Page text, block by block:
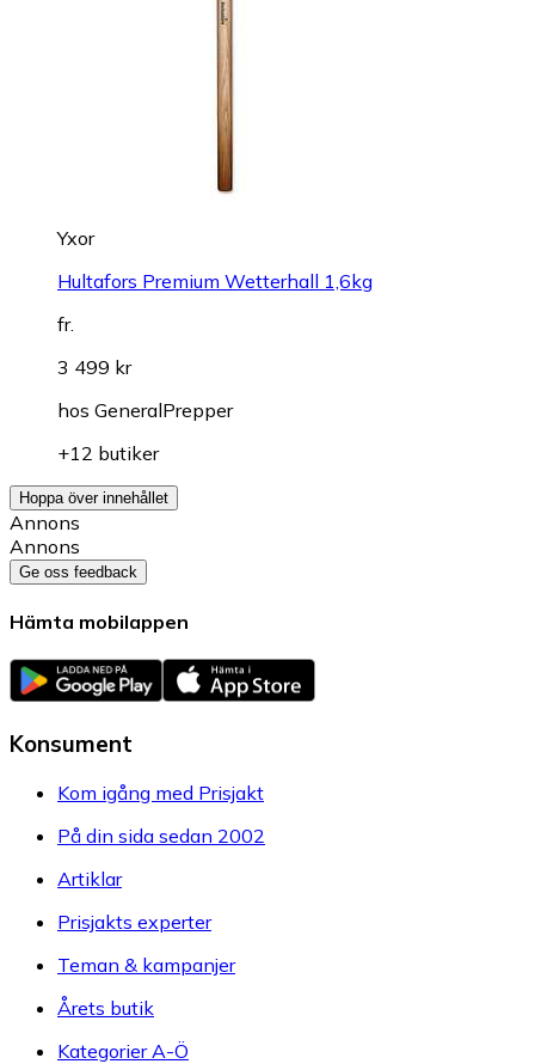
Yxor
Hultafors Premium Wetterhall 1,6kg
fr.
3 499 kr
hos GeneralPrepper
+12 butiker
Hoppa över innehållet
Annons
Annons
Ge oss feedback
Hämta mobilappen
Konsument
Kom igång med Prisjakt
På din sida sedan 2002
Artiklar
Prisjakts experter
Teman & kampanjer
Årets butik
Kategorier A-Ö